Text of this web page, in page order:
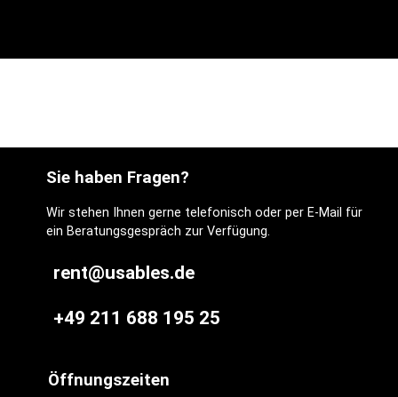
Sie haben Fragen?
Wir stehen Ihnen gerne telefonisch oder per E-Mail für
ein Beratungsgespräch zur Verfügung.
rent@usables.de
+49 211 688 195 25
Öffnungszeiten